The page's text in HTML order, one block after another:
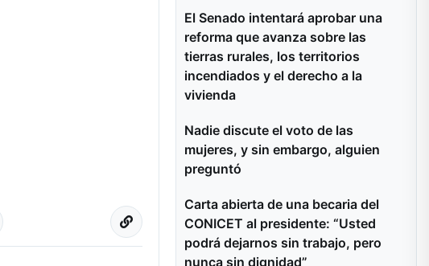
El Senado intentará aprobar una
reforma que avanza sobre las
tierras rurales, los territorios
incendiados y el derecho a la
vivienda
Nadie discute el voto de las
mujeres, y sin embargo, alguien
preguntó
Carta abierta de una becaria del
CONICET al presidente: “Usted
podrá dejarnos sin trabajo, pero
nunca sin dignidad”